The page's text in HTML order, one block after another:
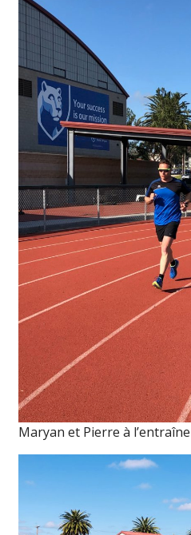
Maryan et Pierre à